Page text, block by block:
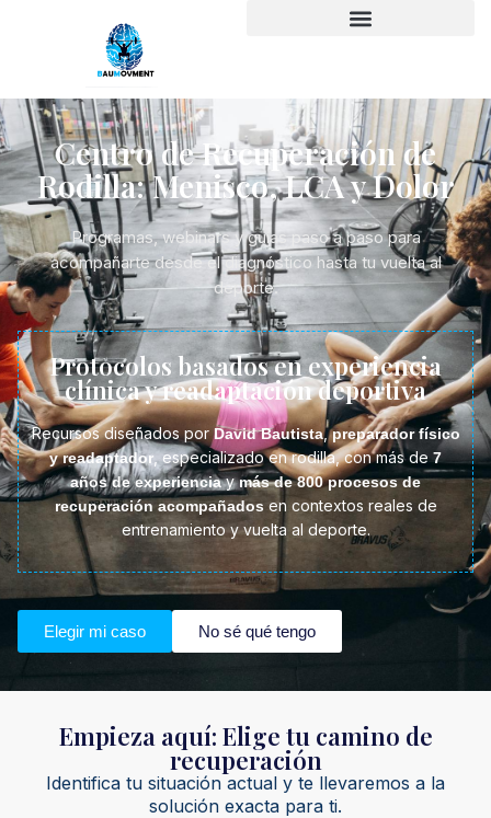
Centro de Recuperación de
Rodilla: Menisco, LCA y Dolor
Programas, webinars y guías paso a paso para
acompañarte desde el diagnóstico hasta tu vuelta al
deporte.
Protocolos basados en experiencia
clínica y readaptación deportiva
Recursos diseñados por David Bautista,preparador físico
y readaptador , especializado en rodilla, con más de 7
años de experienciaymás de 800 procesos de
recuperación acompañados en contextos reales de
entrenamiento y vuelta al deporte.
Elegir mi caso No sé qué tengo
Empieza aquí: Elige tu camino de
recuperación
Identifica tu situación actual y te llevaremos a la
solución exacta para ti.